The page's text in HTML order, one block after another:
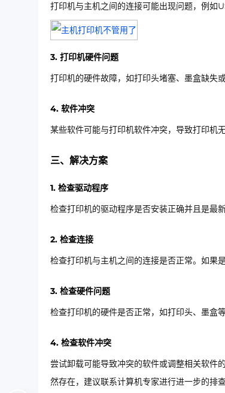
打印机与主机之间的连接可能出现问题，例如
3. 打印机硬件问题
打印机的硬件故障，如打印头堵塞、墨盒缺失
4. 软件冲突
某些软件可能与打印机软件冲突，导致打印机无
三、解决方案
1. 检查驱动程序
检查打印机的驱动程序是否安装正确并且是最
2. 检查连接
检查打印机与主机之间的连接是否正常。如果
3. 检查硬件问题
检查打印机的硬件是否正常，如打印头、墨盒
4. 检查软件冲突
尝试卸载可能导致冲突的软件或调整相关软件
然存在，建议联系计算机专家进行进一步的排